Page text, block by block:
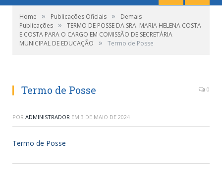
Home » Publicações Oficiais »
Demais
Publicações »
TERMO DE POSSE DA SRA. MARIA HELENA COSTA
E COSTA PARA O CARGO EM COMISSÃO DE SECRETÁRIA
MUNICIPAL DE EDUCAÇÃO
» Termo de Posse
Termo de Posse 0
POR ADMINISTRADOR EM 3 DE MAIO DE 2024
Termo de Posse